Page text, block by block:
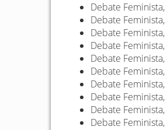
Debate Feminista,
Debate Feminista,
Debate Feminista,
Debate Feminista,
Debate Feminista,
Debate Feminista,
Debate Feminista,
Debate Feminista,
Debate Feminista,
Debate Feminista,